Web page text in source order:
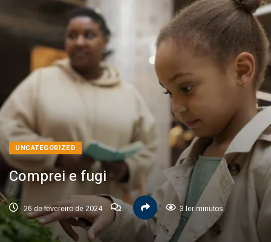
UNCATEGORIZED
Comprei e fugi
26 de fevereiro de 2024 3 ler minutos